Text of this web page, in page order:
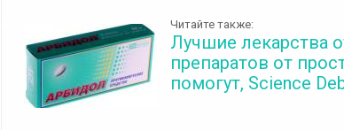
Читайте также:
Лучшие лекарства
препаратов от
помогут, Science